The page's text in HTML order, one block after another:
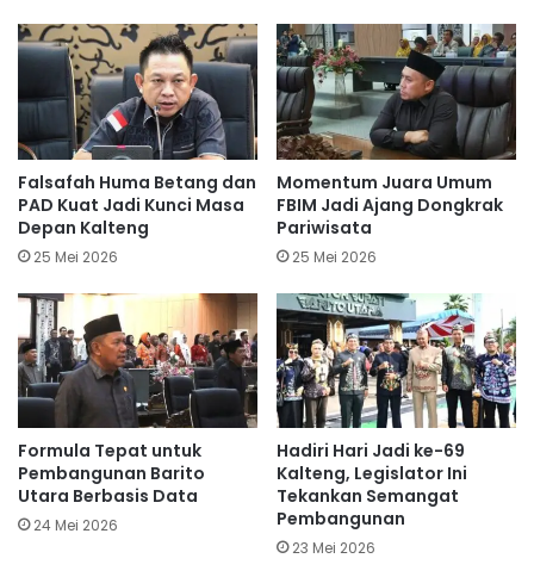
Falsafah Huma Betang dan
PAD Kuat Jadi Kunci Masa
Depan Kalteng
25 Mei 2026
Momentum Juara Umum
FBIM Jadi Ajang Dongkrak
Pariwisata
25 Mei 2026
Formula Tepat untuk
Pembangunan Barito
Utara Berbasis Data
24 Mei 2026
Hadiri Hari Jadi ke-69
Kalteng, Legislator Ini
Tekankan Semangat
Pembangunan
23 Mei 2026